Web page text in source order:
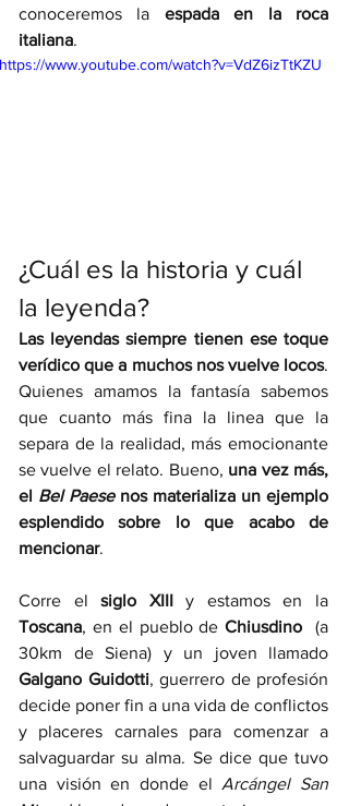
conoceremos la espada en la roca
italiana.
https://www.youtube.com/watch?v=VdZ6izTtKZU
¿Cuál es la historia y cuál
la leyenda?
Las leyendas siempre tienen ese toque
verídico que a muchos nos vuelve locos.
Quienes amamos la fantasía sabemos
que cuanto más fina la linea que la
separa de la realidad, más emocionante
se vuelve el relato. Bueno, una vez más,
el Bel Paese nos materializa un ejemplo
esplendido sobre lo que acabo de
mencionar.
Corre el siglo XIII
Toscana, en el pueblo de Chiusdino (a
30km de Siena)
Galgano Guidotti, guerrero de profesión
decide poner fin a una vida de conflictos
y placeres carnales para comenzar a
salvaguardar su alma. Se dice que tuvo
una visión en donde el Arcángel San